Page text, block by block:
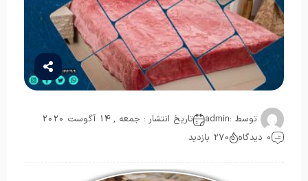
توسط :admin
تاریخ انتشار : جمعه , 14 آگوست 2020
0 دیدگاه
270 بازدید